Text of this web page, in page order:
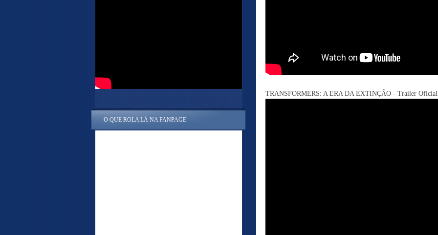
TRANSFORMERS: A ERA DA EXTINÇÃO - Trailer
O QUE ROLA LÁ NA FANPAGE